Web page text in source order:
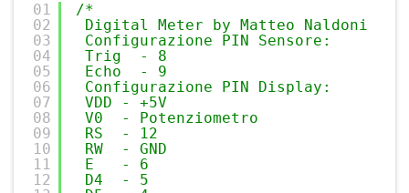
01
02
03
04
05
06
07
08
09
10
11
12
/*
Digital Meter by Matteo Naldoni
Configurazione PIN Sensore:
Trig  - 8
Echo  - 9
Configurazione PIN Display:
VDD - +5V
V0  - Potenziometro
RS  - 12
RW  - GND
E   - 6
D4  - 5